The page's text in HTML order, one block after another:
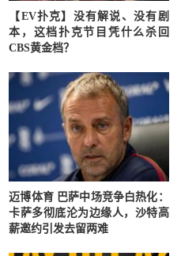
【EV扑克】没有解说、没有剧
本，这档扑克节目凭什么杀回
CBS黄金档？
迈博体育 巴萨中场竞争白热化：
卡萨多彻底沦为边缘人，沙特高
薪邀约引发去留两难